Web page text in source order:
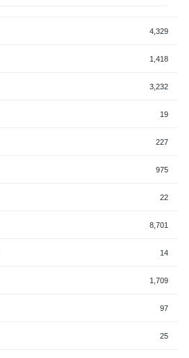
4,329
1,418
3,232
19
227
975
22
8,701
14
1,709
97
25